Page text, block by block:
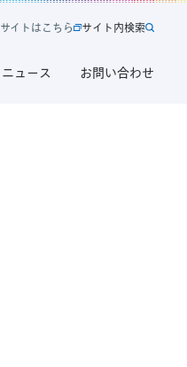
サイ トはこち ら サ
ト
サイ ト内検索
ニュース お問い合わせ